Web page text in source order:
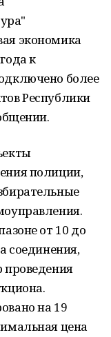
экономика
к
более
Республики
полиции,
от 10 до
соединения,
проведения
на 19
цена